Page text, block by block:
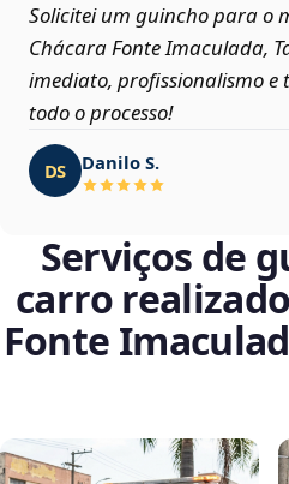
Solicitei um guincho para o
Chácara Fonte Imaculada,
imediato, profissionalismo
todo o processo!
DS Danilo S.
Serviços de
carro
Fonte